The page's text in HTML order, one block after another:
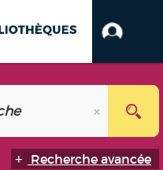
Recherche avancée